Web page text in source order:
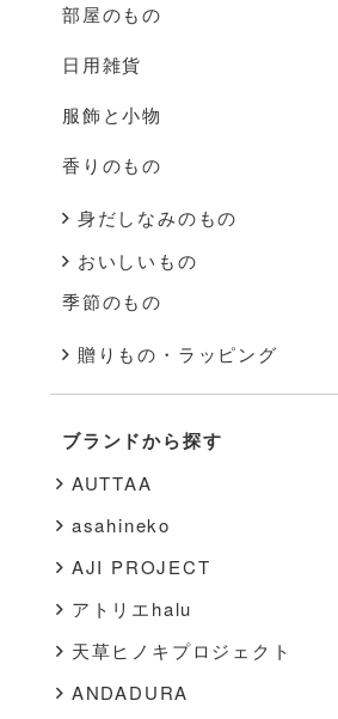
器
グラス・カップ
箸・カトラリー
盆・トレー
その他
台所のものの一覧
調理道具
ふきん・タオル
その他
部屋のもの
部屋のものの一覧
照明
家具
花器
インテリア雑貨
その他
日用雑貨
日用雑貨の一覧
掃除道具
布もの・タオル
ハンドソープ・石鹸
スキンケア
文房具
服飾と小物
服飾と小物の一覧
洋服
バッグ・帽子
アクセサリー
靴下
その他
香りのもの
香りのものの一覧
アロマ用品
キャンドル
身だしなみのもの
おいしいもの
季節のもの
季節のものの一覧
秋・冬
春・夏
贈りもの・ラッピング
ブランドから探す
AUTTAA
asahineko
AJI PROJECT
アトリエhalu
天草ヒノキプロジェクト
ANDADURA